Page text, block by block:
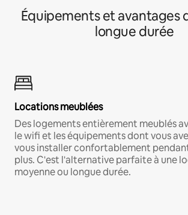
Équipements et avantages
longue durée
Locations meublées
Des logements entièrement meublés
le wifi et les équipements dont vous
vous installer confortablement
plus. C'est l'alternative parfaite à une
moyenne ou longue durée.